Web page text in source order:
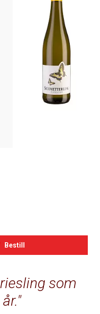
som
Bestill